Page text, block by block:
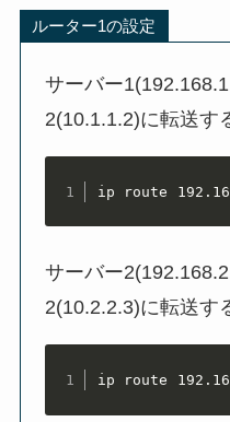
ルーター1の設定
サーバー
2(10.1.1.2)に転送す
ip route
サーバー
2(10.2.2.3)に転送す
ip route